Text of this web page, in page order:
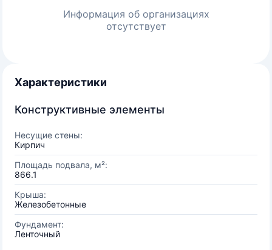
Информация об организациях
отсутствует
Характеристики
Конструктивные элементы
Несущие стены:
Кирпич
Площадь подвала, м²:
866.1
Крыша:
Железобетонные
Фундамент:
Ленточный